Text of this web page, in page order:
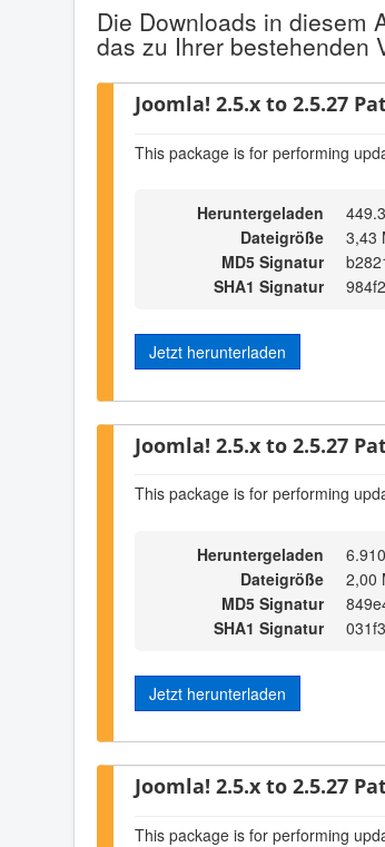
Die Downloads in diesem
das zu Ihrer bestehenden
Joomla! 2.5.x to 2.5.27
This package is for performing
Heruntergeladen
Dateigröße
3,43
MD5 Signatur
SHA1 Signatur
Jetzt herunterladen
Joomla! 2.5.x to 2.5.27
This package is for performing
Heruntergeladen
Dateigröße
2,00
MD5 Signatur
SHA1 Signatur
Jetzt herunterladen
Joomla! 2.5.x to 2.5.27
This package is for performing